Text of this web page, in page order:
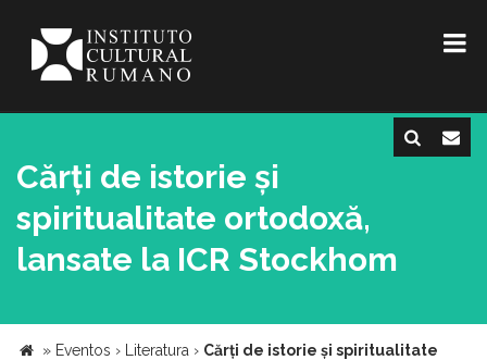
Cărți de istorie și
spiritualitate ortodoxă,
lansate la ICR Stockhom
» Eventos › Literatura › Cărți de istorie și spiritualitate